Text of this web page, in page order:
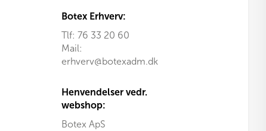
Botex Erhverv:
Tlf: 76 33 20 60
Mail:
erhverv@botexadm.dk
Henvendelser vedr.
webshop:
Botex ApS